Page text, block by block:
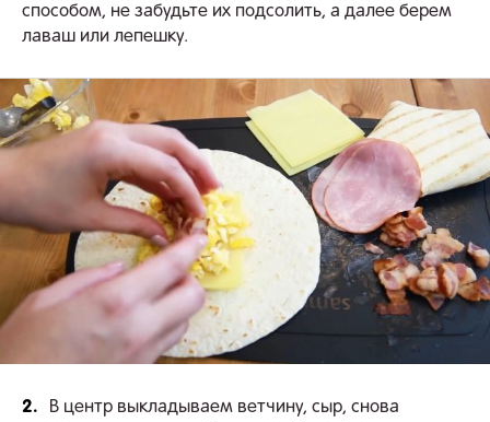
способом, не забудьте их подсолить, а далее берем
лаваш или лепешку.
2.
В центр выкладываем ветчину, сыр, снова